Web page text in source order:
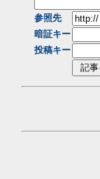
参照先
暗証キー
投稿キー